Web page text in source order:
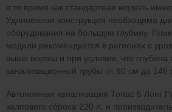
в то время как стандартная модель
Удлиненная конструкция необходима
оборудования на большую глубину.
модели рекомендуется в регионах с
выше нормы и при условии, что глубина
канализационной трубы от 80 см до 145
Автономная канализация Топас 5 Лонг
залпового сброса 220 л. и